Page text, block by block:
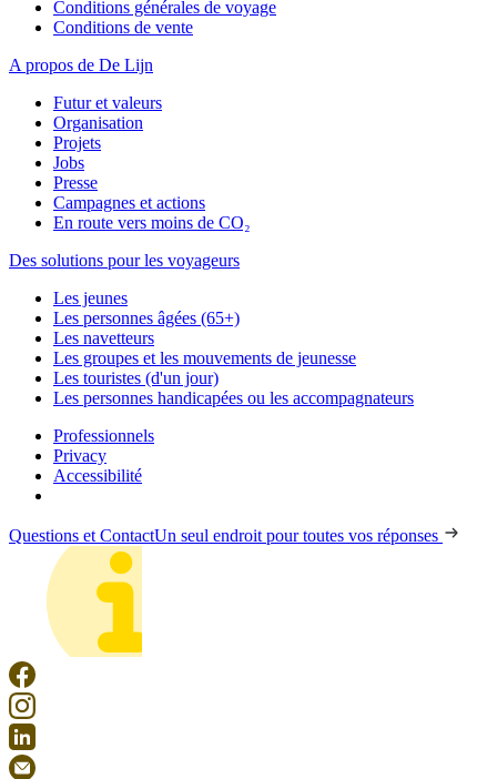
Conditions générales de voyage
Conditions de vente
A propos de De Lijn
Futur et valeurs
Organisation
Projets
Jobs
Presse
Campagnes et actions
En route vers moins de CO₂
Des solutions pour les voyageurs
Les jeunes
Les personnes âgées (65+)
Les navetteurs
Les groupes et les mouvements de jeunesse
Les touristes (d'un jour)
Les personnes handicapées ou les accompagnateurs
Professionnels
Privacy
Accessibilité
Questions et ContactUn seul endroit pour toutes vos réponses